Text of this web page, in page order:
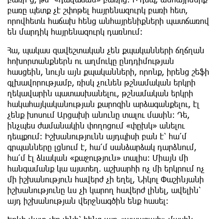
բառը պետք չէ շփոթել հայրենազուրկ բառի հետ,
որովհետև հաճախ հենց անհայրենիքների պատճառով
են մարդիկ հայրենազուրկ դառնում:
Հա, պակաս զավեշտական չեն քպականների ճղճղան
հոխորտանքներն ու աղմուկը ընդդիմության
հասցեին, նույն այն քպականների, որոնք, իրենց շեֆի
գլխավորությամբ, ռիսկ չունեն թշնամական երկրի
ղեկավարին պատասխանելու, թշնամական երկրի
հակահայկականության քարոզին արձագանքելու, էլ
չենք խոսում Արցախի անունը տալու մասին: Դե,
ինչպես ժամանակին փողոցում «փըխկ» անելու
դեպքում: Իշխանությունն այդպիսի բան է՝ հա՛մ
գրպանները լցնում է, հա՛մ սանձարձակ դարձնում,
հա՛մ էլ ձևական «քաջություն» տալիս: Միայն մի
հանգամանք կա այստեղ. աշխարհի ոչ մի երկրում ոչ
մի իշխանություն հավերժ չի եղել, Նիկոլ Փաշինյանի
իշխանությունը ևս չի կարող հավերժ լինել, ավելին՝
այդ իշխանության վերջնագծին ենք հասել: